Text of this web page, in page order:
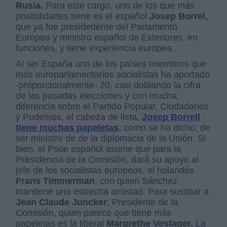
Rusia. Para este cargo, uno de los que más
posibilidades tiene es el español Josep Borrel,
que ya fue presidedente del Parlamento
Europeo y ministro español de Exteriores, en
funciones, y tiene experiencia europea.
Al ser España uno de los países miembros que
más europarlamentarios socialistas ha aportado
-proporcionalmente- 20, casi doblando la cifra
de las pasadas elecciones y con mucha
diferencia sobre el Partido Popular, Ciudadanos
y Podemos, el cabeza de lista,Josep Borrell
tiene muchas papeletas, como se ha dicho, de
ser ministro de de la diplomacia de la Unión. Si
bien, el Psoe español asume que para la
Presidencia de la Comisión, dará su apoyo al
jefe de los socialistas europeos, el holandés
Frans Timmerman, con quien Sánchez
mantiene una estrecha amistad. Para sustituir a
Jean Claude Juncker, Presidente de la
Comisión, quien parece que tiene más
papeletas es la liberal Margrethe Vestager. La